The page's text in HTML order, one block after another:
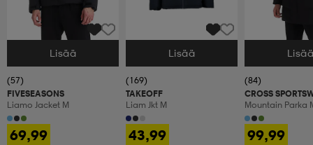
Valitse Koko
Lisää
(57)
FIVESEASONS
Liamo Jacket M
69,99
Valitse Koko
Lisää
(169)
TAKEOFF
Liam Jkt M
43,99
Valitse Koko
(84)
CROSS
Mountain Parka
99,99